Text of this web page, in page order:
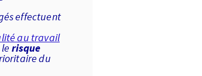
effectuent
au travail
risque
du